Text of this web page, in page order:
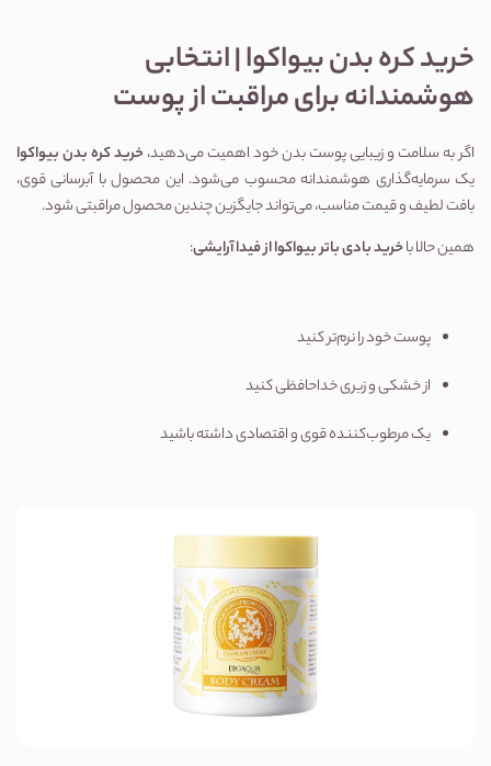
خرید کره بدن بیواکوا | انتخابی
هوشمندانه برای مراقبت از پوست
اگر به سلامت و زیبایی پوست بدن خود اهمیت می‌دهید،خرید کره بدن بیواکوا
یک سرمایه‌گذاری هوشمندانه محسوب می‌شود. این محصول با آبرسانی قوی،
بافت لطیف و قیمت مناسب، می‌تواند جایگزین چندین محصول مراقبتی شود.
همین حالا باخرید بادی باتر بیواکوا از فیدا آرایشی:
پوست خود را نرم‌تر کنید
از خشکی و زبری خداحافظی کنید
یک مرطوب‌کننده قوی و اقتصادی داشته باشید